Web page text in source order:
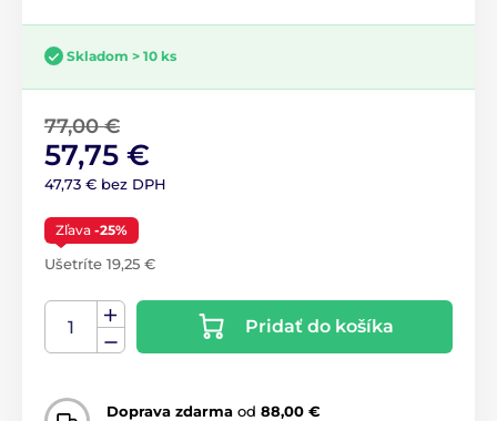
Skladom > 10 ks
77,00 €
57,75 €
47,73 € bez DPH
Zľava -25%
Ušetríte 19,25 €
Pridať do košíka
Doprava zdarma od 88,00 €